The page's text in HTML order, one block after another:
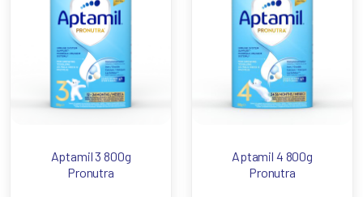
Aptamil 3 800g
Pronutra
Aptamil 4 800g
Pronutra